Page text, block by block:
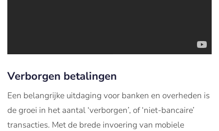
Verborgen betalingen
Een belangrijke uitdaging voor banken en overheden is
de groei in het aantal ‘verborgen’, of ‘niet-bancaire’
transacties. Met de brede invoering van mobiele